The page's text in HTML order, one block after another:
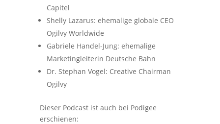
Capitel
Shelly Lazarus: ehemalige globale CEO
Ogilvy Worldwide
Gabriele Handel-Jung: ehemalige
Marketingleiterin Deutsche Bahn
Dr. Stephan Vogel: Creative Chairman
Ogilvy
Dieser Podcast ist auch bei Podigee
erschienen: